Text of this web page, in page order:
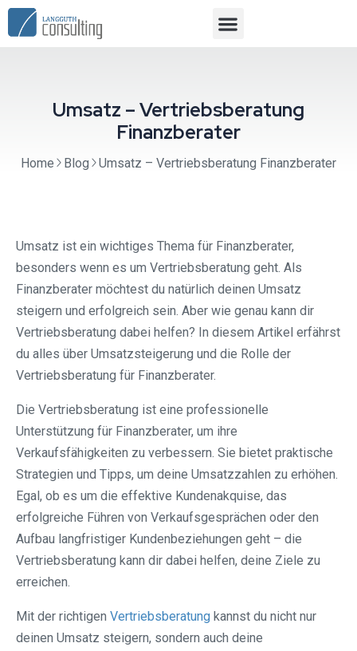
Umsatz – Vertriebsberatung
Finanzberater
Home Blog Umsatz – Vertriebsberatung Finanzberater
Umsatz ist ein wichtiges Thema für Finanzberater,
besonders wenn es um Vertriebsberatung geht. Als
Finanzberater möchtest du natürlich deinen Umsatz
steigern und erfolgreich sein. Aber wie genau kann dir
Vertriebsberatung dabei helfen? In diesem Artikel erfährst
du alles über Umsatzsteigerung und die Rolle der
Vertriebsberatung für Finanzberater.
Die Vertriebsberatung ist eine professionelle
Unterstützung für Finanzberater, um ihre
Verkaufsfähigkeiten zu verbessern. Sie bietet praktische
Strategien und Tipps, um deine Umsatzzahlen zu erhöhen.
Egal, ob es um die effektive Kundenakquise, das
erfolgreiche Führen von Verkaufsgesprächen oder den
Aufbau langfristiger Kundenbeziehungen geht – die
Vertriebsberatung kann dir dabei helfen, deine Ziele zu
erreichen.
Mit der richtigen Vertriebsberatung kannst du nicht nur
deinen Umsatz steigern, sondern auch deine